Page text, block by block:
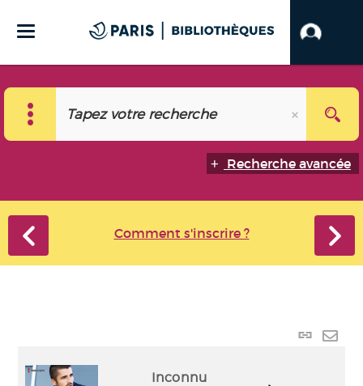
Recherche avancée
Comment s'inscrire ?
Lien
Inconnu